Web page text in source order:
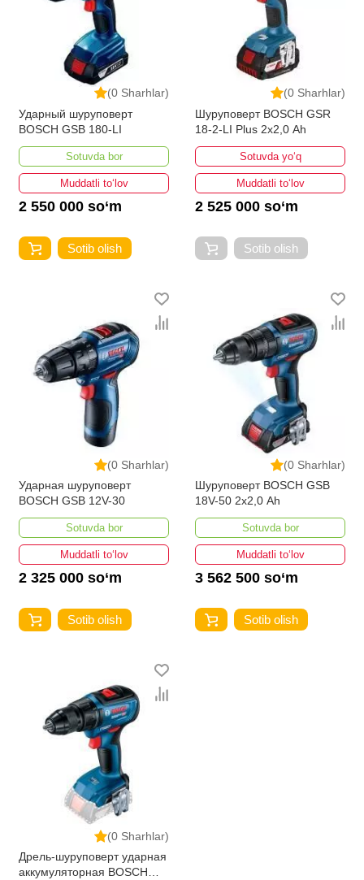
(0 Sharhlar)
Ударный шуруповерт
BOSCH GSB 180-LI
Sotuvda bor
Muddatli to‘lov
2 550 000 so‘m
Sotib olish
(0 Sharhlar)
Шуруповерт BOSCH GSR
18-2-LI Plus 2х2,0 Ah
Sotuvda yo‘q
Muddatli to‘lov
2 525 000 so‘m
Sotib olish
(0 Sharhlar)
Ударная шуруповерт
BOSCH GSB 12V-30
Sotuvda bor
Muddatli to‘lov
2 325 000 so‘m
Sotib olish
(0 Sharhlar)
Шуруповерт BOSCH GSB
18V-50 2х2,0 Ah
Sotuvda bor
Muddatli to‘lov
3 562 500 so‘m
Sotib olish
(0 Sharhlar)
Дрель-шуруповерт ударная
аккумуляторная BOSCH